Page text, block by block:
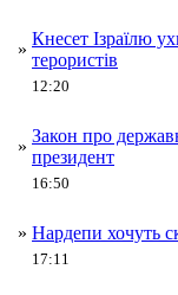
»
Кнесет Ізраїлю
терористів
12:20
»
Закон про
президент
16:50
» Нардепи хочуть
17:11